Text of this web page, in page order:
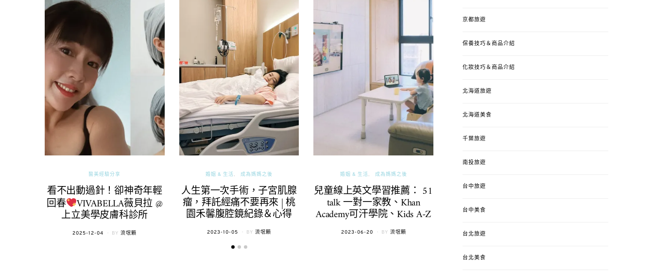
醫美經驗分享
看不出動過針！卻神奇年輕
回春 VIVABELLA薇貝拉 @
上立美學皮膚科診所
POSTED
2025-12-04 BY 流氓顆
婚姻 & 生活 成為媽媽之後
人生第一次手術，子宮肌腺
瘤，拜託經痛不要再來 | 桃
園禾馨腹腔鏡紀錄＆心得
POSTED
2023-10-05 BY 流氓顆
婚姻 & 生活 成為媽媽之後
兒童線上英文學習推薦： 51
talk 一對一家教、Khan
Academy可汗學院、Kids A-Z
POSTED
2023-06-20 BY 流氓顆
4y3m ：視力檢查、練習犯
錯、認識華德福
京都旅遊
保養技巧＆商品介紹
化妝技巧＆商品介紹
北海道旅遊
北海道美食
千葉旅遊
南投旅遊
台中旅遊
台中美食
台北旅遊
台北美食